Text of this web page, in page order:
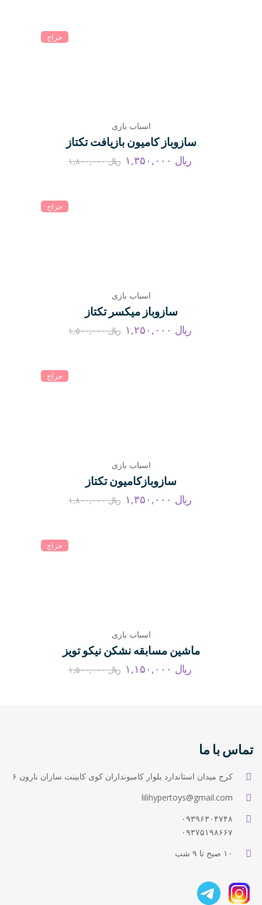
حراج
اسباب بازی
سازوباز کامیون بازیافت تکتاز
ریال ریال۱,۸۰۰,۰۰۰
حراج
اسباب بازی
سازوباز میکسر تکتاز
ریال ریال۱,۵۰۰,۰۰۰
حراج
اسباب بازی
سازوبازکامیون تکتاز
ریال ریال۱,۸۰۰,۰۰۰
حراج
اسباب بازی
ماشین مسابقه نشکن نیکو تویز
ریال ریال۱,۵۰۰,۰۰۰
تماس با ما
کرج میدان استاندارد بلوار کامیونداران کوی کابینت سازان نارون ۶
lilihypertoys@gmail.com
۰۹۳۹۶۳۰۴۷۴۸
۰۹۳۷۵۱۹۸۶۶۷
۱۰ صبح تا ۹ شب